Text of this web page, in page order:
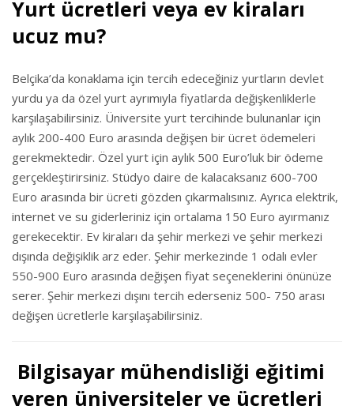
Yurt ücretleri veya ev kiraları
ucuz mu?
Belçika’da konaklama için tercih edeceğiniz yurtların devlet
yurdu ya da özel yurt ayrımıyla fiyatlarda değişkenliklerle
karşılaşabilirsiniz. Üniversite yurt tercihinde bulunanlar için
aylık 200-400 Euro arasında değişen bir ücret ödemeleri
gerekmektedir. Özel yurt için aylık 500 Euro’luk bir ödeme
gerçekleştirirsiniz. Stüdyo daire de kalacaksanız 600-700
Euro arasında bir ücreti gözden çıkarmalısınız. Ayrıca elektrik,
internet ve su giderleriniz için ortalama 150 Euro ayırmanız
gerekecektir. Ev kiraları da şehir merkezi ve şehir merkezi
dışında değişiklik arz eder. Şehir merkezinde 1 odalı evler
550-900 Euro arasında değişen fiyat seçeneklerini önünüze
serer. Şehir merkezi dışını tercih ederseniz 500- 750 arası
değişen ücretlerle karşılaşabilirsiniz.
Bilgisayar mühendisliği eğitimi
veren üniversiteler ve ücretleri